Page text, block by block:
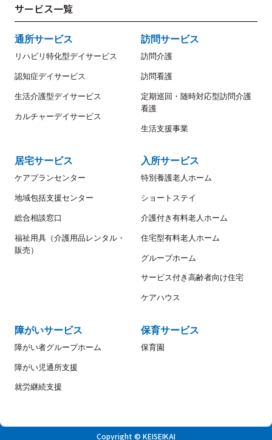
サービス一覧
通所サービス
リハビリ特化型デイサービス
認知症デイサービス
生活介護型デイサービス
カルチャーデイサービス
訪問サービス
訪問介護
訪問看護
定期巡回・随時対応型訪問介護
看護
生活支援事業
居宅サービス
ケアプランセンター
地域包括支援センター
総合相談窓口
福祉用具（介護用品レンタル・
販売）
入所サービス
特別養護老人ホーム
ショートステイ
介護付き有料老人ホーム
住宅型有料老人ホーム
グループホーム
サービス付き高齢者向け住宅
ケアハウス
障がいサービス
障がい者グループホーム
障がい児通所支援
就労継続支援
保育サービス
保育園
Copyright © KEISEIKAI